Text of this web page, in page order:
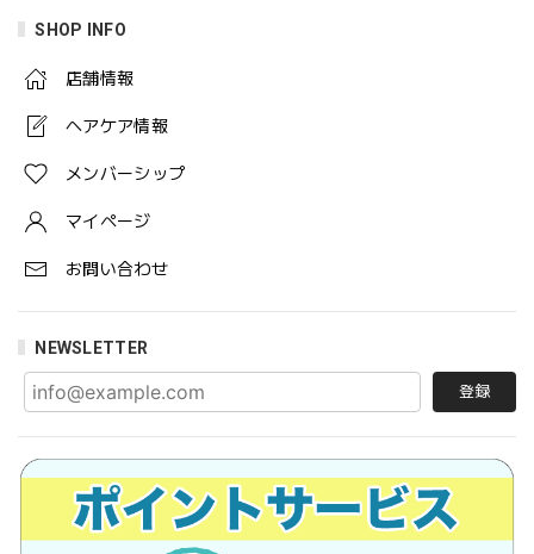
SHOP INFO
店舗情報
ヘアケア情報
メンバーシップ
マイページ
お問い合わせ
NEWSLETTER
登録